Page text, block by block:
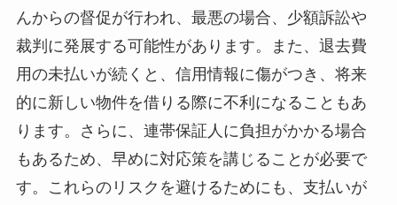
んからの督促が行われ、最悪の場合、少額訴訟や
裁判に発展する可能性があります。また、退去費
用の未払いが続くと、信用情報に傷がつき、将来
的に新しい物件を借りる際に不利になることもあ
ります。さらに、連帯保証人に負担がかかる場合
もあるため、早めに対応策を講じることが必要で
す。これらのリスクを避けるためにも、支払いが